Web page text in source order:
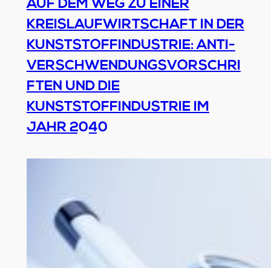
AUF DEM WEG ZU EINER
KREISLAUFWIRTSCHAFT IN DER
KUNSTSTOFFINDUSTRIE: ANTI-
VERSCHWENDUNGSVORSCHRI
FTEN UND DIE
KUNSTSTOFFINDUSTRIE IM
JAHR 2040